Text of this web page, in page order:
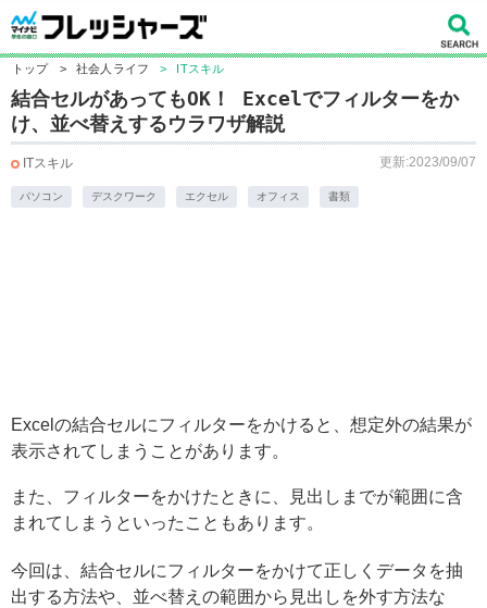
トップ > 社会人ライフ > ITスキル
結合セルがあってもOK！ Excelでフィルターをか
け、並べ替えするウラワザ解説
ITスキル 更新:2023/09/07
パソコン デスクワーク エクセル オフィス 書類
Excelの結合セルにフィルターをかけると、想定外の結果が
表示されてしまうことがあります。
また、フィルターをかけたときに、見出しまでが範囲に含
まれてしまうといったこともあります。
今回は、結合セルにフィルターをかけて正しくデータを抽
出する方法や、並べ替えの範囲から見出しを外す方法な